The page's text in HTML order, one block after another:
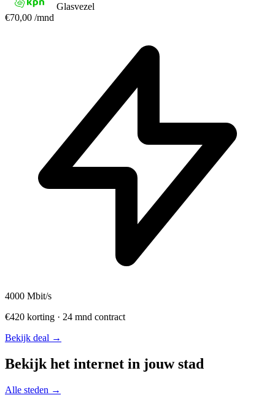
Glasvezel
€70,00 /mnd
4000 Mbit/s
€420 korting · 24 mnd contract
Bekijk deal →
Bekijk het internet in jouw stad
Alle steden →